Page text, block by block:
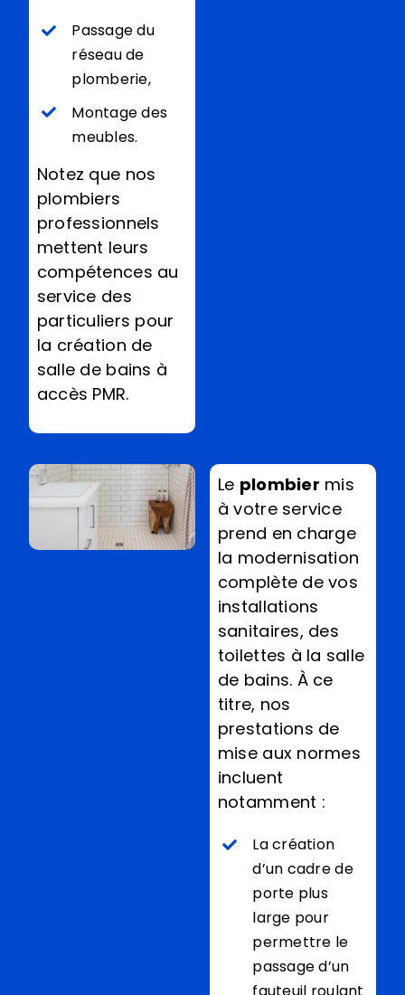
Passage du
réseau de
plomberie,
Montage des
meubles.
Notez que nos
plombiers
professionnels
mettent leurs
compétences au
service des
particuliers pour
la création de
salle de bains à
accès PMR.
Le plombier mis
à votre service
prend en charge
la modernisation
complète de vos
installations
sanitaires, des
toilettes à la salle
de bains. À ce
titre, nos
prestations de
mise aux normes
incluent
notamment :
La création
d’un cadre de
porte plus
large pour
permettre le
passage d’un